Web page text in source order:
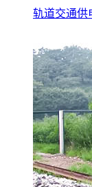
轨道交通供